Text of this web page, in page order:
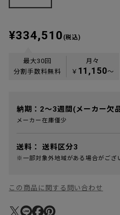
¥334,510 (税込)
最大30回
分割手数料無料
月々
￥ 11,150〜
納期：2～3週間(メーカー欠
メーカー在庫僅少
送料： 送料区分3
※一部対象外地域がある場合がござ
この商品に関する問い合わせ